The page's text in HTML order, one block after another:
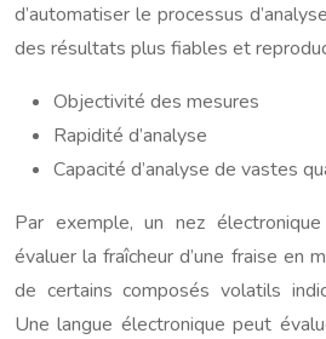
d’automatiser le processus
des résultats plus fiables et
Objectivité des mesures
Rapidité d’analyse
Capacité d’analyse de vastes
Par exemple, un nez
évaluer la fraîcheur d’une fraise en
de certains composés volatils
Une langue électronique peut